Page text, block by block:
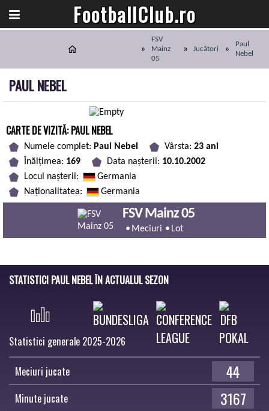
FootballClub.ro
FSV
Mainz
05
Jucători
Paul
Nebel
PAUL NEBEL
CARTE DE VIZITĂ: PAUL NEBEL
Numele complet: Paul Nebel Vârsta: 23 ani
Înălțimea: 169 Data nașterii: 10.10.2002
Locul nașterii:
Germania
Naționalitatea:
Germania
FSV Mainz 05
Meciuri Lot
STATISTICI PAUL NEBEL ÎN ACTUALUL SEZON
Statistici generale 2025-2026
Meciuri jucate 44
Minute jucate 3167